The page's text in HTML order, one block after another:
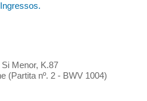
Menor, K.87
(Partita nº. 2 - BWV 1004)